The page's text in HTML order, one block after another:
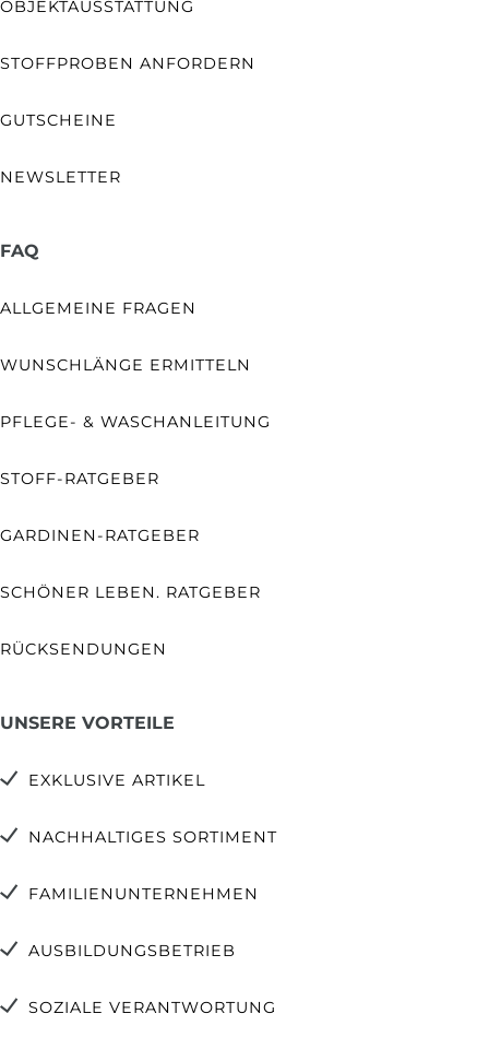
OBJEKTAUSSTATTUNG
STOFFPROBEN ANFORDERN
GUTSCHEINE
NEWSLETTER
FAQ
ALLGEMEINE FRAGEN
WUNSCHLÄNGE ERMITTELN
PFLEGE- & WASCHANLEITUNG
STOFF-RATGEBER
GARDINEN-RATGEBER
SCHÖNER LEBEN. RATGEBER
RÜCKSENDUNGEN
UNSERE VORTEILE
EXKLUSIVE ARTIKEL
NACHHALTIGES SORTIMENT
FAMILIENUNTERNEHMEN
AUSBILDUNGSBETRIEB
SOZIALE VERANTWORTUNG